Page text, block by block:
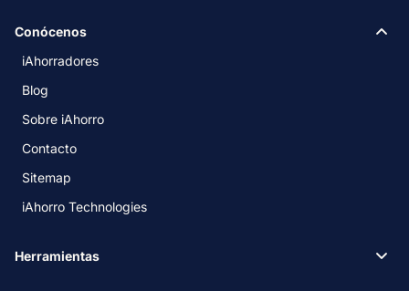
Conócenos
iAhorradores
Blog
Sobre iAhorro
Contacto
Sitemap
iAhorro Technologies
Herramientas